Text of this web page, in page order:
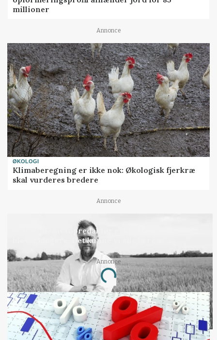
millioner
Annonce
ØKOLOGI
Klimaberegning er ikke nok: Økologisk fjerkræ
skal vurderes bredere
Annonce
Befriende, at topredaktør erkender, hun er
blevet klogere. Det kunne vi alle lære af
Annonce
Loading...